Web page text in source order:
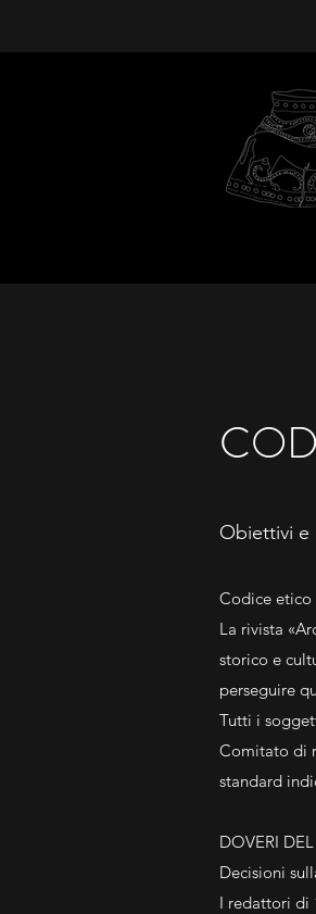
Obiettivi e
Codice etico
La rivista
storico e
perseguire
Tutti i
Comitato di
standard
DOVERI
Decisioni
I redattori di